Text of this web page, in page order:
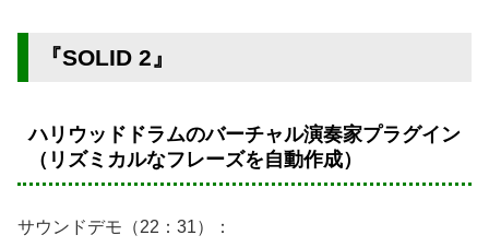
『SOLID 2』
ハリウッドドラムのバーチャル演奏家プラグイン
（リズミカルなフレーズを自動作成）
サウンドデモ（22：31）：